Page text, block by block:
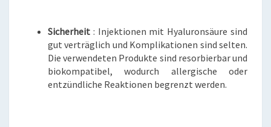
Sicherheit : Injektionen mit Hyaluronsäure sind
gut verträglich und Komplikationen sind selten.
Die verwendeten Produkte sind resorbierbar und
biokompatibel, wodurch allergische oder
entzündliche Reaktionen begrenzt werden.